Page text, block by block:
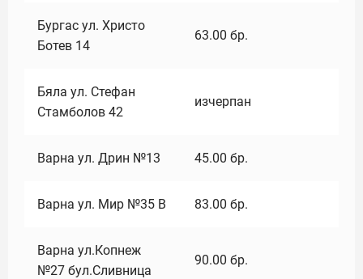
Бургас ул. Христо
Ботев 14
63.00 бр.
Бяла ул. Стефан
Стамболов 42
изчерпан
Варна ул. Дрин №13 45.00 бр.
Варна ул. Мир №35 В 83.00 бр.
Варна ул.Копнеж
№27 бул.Сливница
90.00 бр.